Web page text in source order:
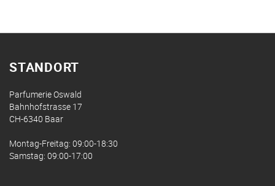
STANDORT
Parfumerie Oswald
Bahnhofstrasse 17
CH-6340 Baar
Montag-Freitag: 09:00-18:30
Samstag: 09:00-17:00